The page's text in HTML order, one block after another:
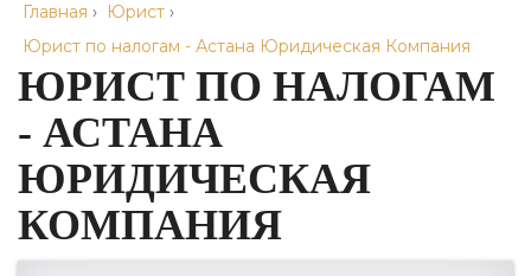
Главная › Юрист ›
Юрист по налогам - Астана Юридическая Компания
ЮРИСТ ПО НАЛОГАМ
- АСТАНА
ЮРИДИЧЕСКАЯ
КОМПАНИЯ